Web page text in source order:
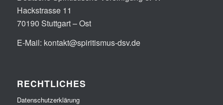
Hackstrasse 11
70190 Stuttgart – Ost
E-Mail: kontakt@spiritismus-dsv.de
RECHTLICHES
Datenschutzerklärung